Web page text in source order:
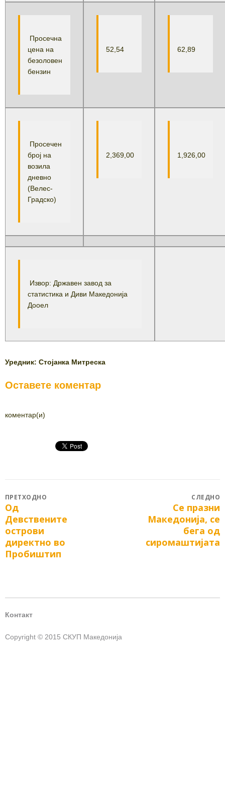
Просечна
цена на
безоловен
бензин
52,54 62,89
Просечен
број на
возила
дневно
(Велес-
Градско)
2,369,00 1,926,00
Извор: Државен завод за
статистика и Диви Македонија
Дооел
Уредник: Стојанка Митреска
Оставете коментар
коментар(и)
Post
navigation
ПРЕТХОДНО
Previous
post:
Од
Девствените
острови
директно во
Пробиштип
СЛЕДНО
post:
Се празни
Македонија, се
бега од
сиромаштијата
Контакт
Copyright © 2015 СКУП Македонија